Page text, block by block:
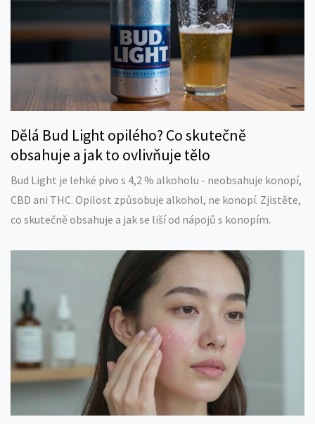
Dělá Bud Light opilého? Co skutečně
obsahuje a jak to ovlivňuje tělo
Bud Light je lehké pivo s 4,2 % alkoholu - neobsahuje konopí,
CBD ani THC. Opilost způsobuje alkohol, ne konopí. Zjistěte,
co skutečně obsahuje a jak se liší od nápojů s konopím.